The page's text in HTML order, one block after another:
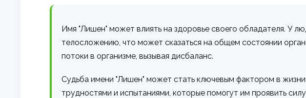
Имя "Лишен" может влиять на здоровье своего обладателя. У
телосложению, что может сказаться на общем состоянии
потоки в организме, вызывая дисбаланс.
Судьба имени "Лишен" может стать ключевым фактором в
трудностями и испытаниями, которые помогут им проявить